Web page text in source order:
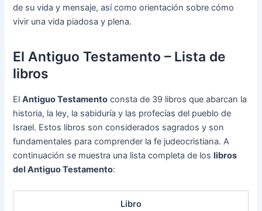
de su vida y mensaje, así como orientación sobre cómo
vivir una vida piadosa y plena.
El Antiguo Testamento – Lista de
libros
ElAntiguo Testamento consta de 39 libros que abarcan la
historia, la ley, la sabiduría y las profecías del pueblo de
Israel. Estos libros son considerados sagrados y son
fundamentales para comprender la fe judeocristiana. A
continuación se muestra una lista completa de loslibros
del Antiguo Testamento:
Libro